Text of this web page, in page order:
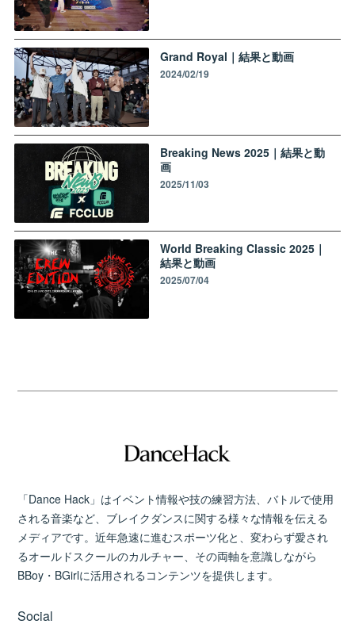
Grand Royal｜結果と動画
2024/02/19
Breaking News 2025｜結果と動
画
2025/11/03
World Breaking Classic 2025｜
結果と動画
2025/07/04
「Dance Hack」はイベント情報や技の練習方法、バトルで使用
される音楽など、ブレイクダンスに関する様々な情報を伝える
メディアです。近年急速に進むスポーツ化と、変わらず愛され
るオールドスクールのカルチャー、その両軸を意識しながら
BBoy・BGirlに活用されるコンテンツを提供します。
Social